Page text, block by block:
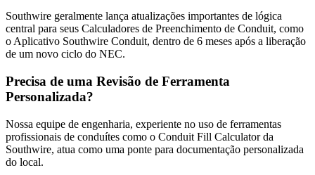
Southwire geralmente lança atualizações importantes de lógica
central para seus Calculadores de Preenchimento de Conduit, como
o Aplicativo Southwire Conduit, dentro de 6 meses após a liberação
de um novo ciclo do NEC.
Precisa de uma Revisão de Ferramenta
Personalizada?
Nossa equipe de engenharia, experiente no uso de ferramentas
profissionais de conduítes como o Conduit Fill Calculator da
Southwire, atua como uma ponte para documentação personalizada
do local.